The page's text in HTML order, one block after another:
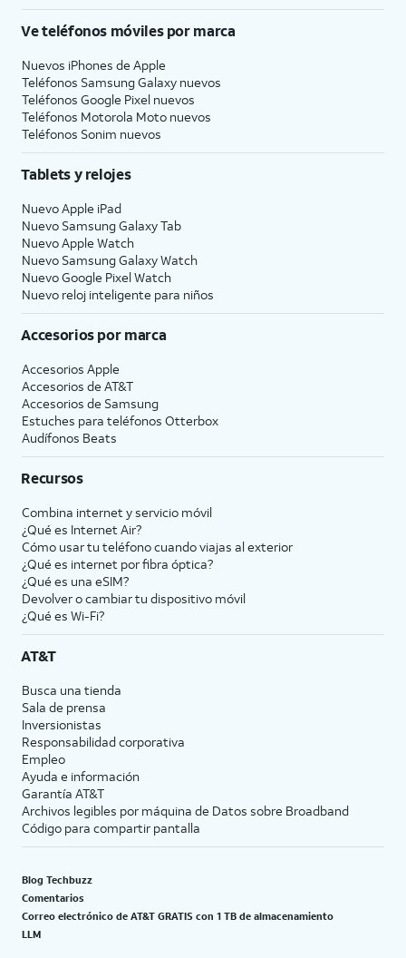
Ve teléfonos móviles por marca
Nuevos iPhones de Apple
Teléfonos Samsung Galaxy nuevos
Teléfonos Google Pixel nuevos
Teléfonos Motorola Moto nuevos
Teléfonos Sonim nuevos
Tablets y relojes
Nuevo Apple iPad
Nuevo Samsung Galaxy Tab
Nuevo Apple Watch
Nuevo Samsung Galaxy Watch
Nuevo Google Pixel Watch
Nuevo reloj inteligente para niños
Accesorios por marca
Accesorios Apple
Accesorios de AT&T
Accesorios de Samsung
Estuches para teléfonos Otterbox
Audífonos Beats
Recursos
Combina internet y servicio móvil
¿Qué es Internet Air?
Cómo usar tu teléfono cuando viajas al exterior
¿Qué es internet por fibra óptica?
¿Qué es una eSIM?
Devolver o cambiar tu dispositivo móvil
¿Qué es Wi-Fi?
AT&T
Busca una tienda
Sala de prensa
Inversionistas
Responsabilidad corporativa
Empleo
Ayuda e información
Garantía AT&T
Archivos legibles por máquina de Datos sobre Broadband
Código para compartir pantalla
Blog Techbuzz
Comentarios
Correo electrónico de AT&T GRATIS con 1 TB de almacenamiento
LLM